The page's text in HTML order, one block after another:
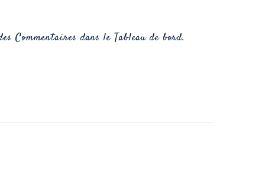
Commentaires dans le Tableau de bord.